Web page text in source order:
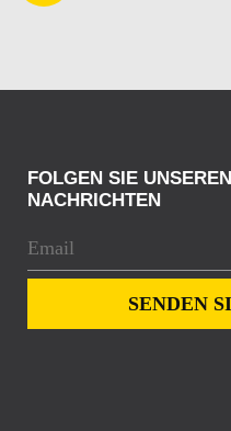
FOLGEN SIE UNSEREN
NACHRICHTEN